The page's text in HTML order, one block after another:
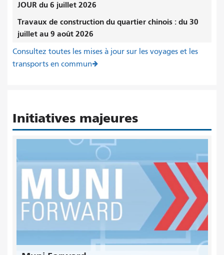
JOUR du 6 juillet 2026
Travaux de construction du quartier chinois : du 30
juillet au 9 août 2026
Consultez toutes les mises à jour sur les voyages et les
transports en commun
Initiatives majeures